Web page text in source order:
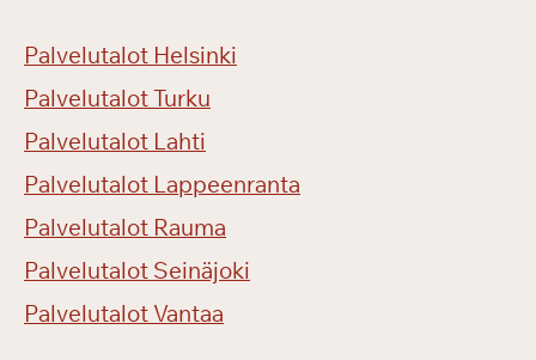
Palvelutalot Helsinki
Palvelutalot Turku
Palvelutalot Lahti
Palvelutalot Lappeenranta
Palvelutalot Rauma
Palvelutalot Seinäjoki
Palvelutalot Vantaa